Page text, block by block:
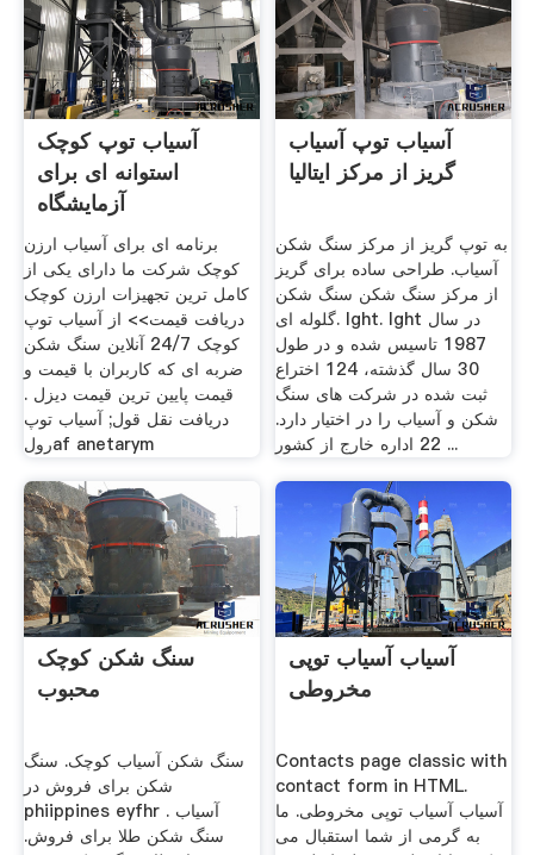
آسیاب توپ کوچک
استوانه ای برای
آزمایشگاه
برنامه ای برای آسیاب ارزن
کوچک شرکت ما دارای یکی از
کامل ترین تجهیزات ارزن کوچک
دریافت قیمت>> از آسیاب توپ
کوچک 24/7 آنلاین سنگ شکن
ضربه ای که کاربران با قیمت و
قیمت پایین ترین قیمت دیزل .
دریافت نقل قول; آسیاب توپ
رولaf anetarym
آسیاب توپ آسیاب
گریز از مرکز ایتالیا
به توپ گریز از مرکز سنگ شکن
آسیاب. طراحی ساده برای گریز
از مرکز سنگ شکن سنگ شکن
گلوله ای. lght. lght در سال
1987 تاسیس شده و در طول
30 سال گذشته، 124 اختراع
ثبت شده در شركت های سنگ
شكن و آسیاب را در اختیار دارد.
22 اداره خارج از کشور ...
سنگ شکن کوچک
محبوب
سنگ شکن آسیاب کوچک. سنگ
شکن برای فروش در
phiippines eyfhr . آسیاب
سنگ شکن طلا برای فروش.
آسیاب آسیاب توپی
مخروطی
Contacts page classic with
contact form in HTML.
آسیاب آسیاب توپی مخروطی. ما
به گرمی از شما استقبال می